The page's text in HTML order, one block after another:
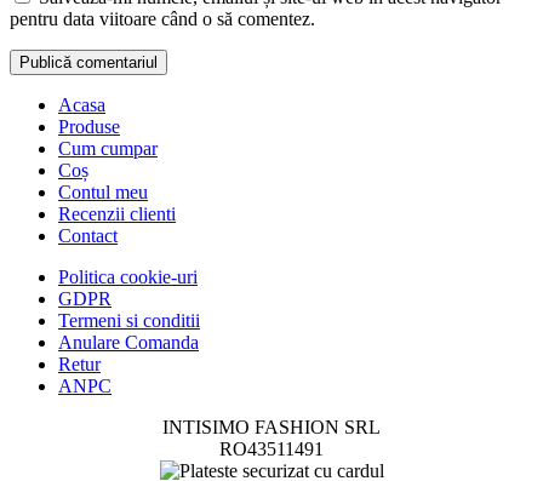
pentru data viitoare când o să comentez.
Acasa
Produse
Cum cumpar
Coș
Contul meu
Recenzii clienti
Contact
Politica cookie-uri
GDPR
Termeni si conditii
Anulare Comanda
Retur
ANPC
INTISIMO FASHION SRL
RO43511491